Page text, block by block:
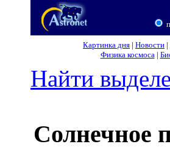
Картинка дня | Новости |
Физика космоса|
Найти
Солнечное